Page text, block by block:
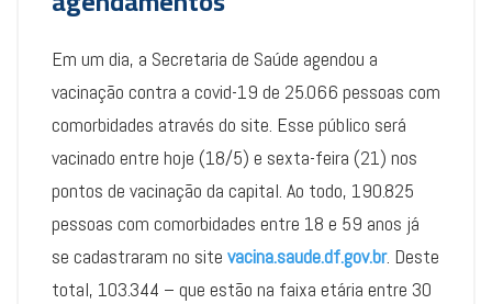
Em um dia, a Secretaria de Saúde agendou a
vacinação contra a covid-19 de 25.066 pessoas com
comorbidades através do site. Esse público será
vacinado entre hoje (18/5) e sexta-feira (21) nos
pontos de vacinação da capital. Ao todo, 190.825
pessoas com comorbidades entre 18 e 59 anos já
se cadastraram no site vacina.saude.df.gov.br. Deste
total, 103.344 – que estão na faixa etária entre 30